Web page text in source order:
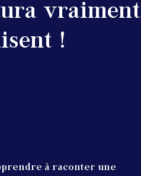
vraiment
!
à raconter une